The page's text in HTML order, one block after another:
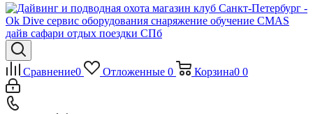
Сравнение0 Отложенные 0 Корзина0 0